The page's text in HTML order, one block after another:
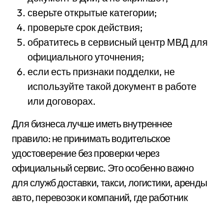
сверьте открытые категории;
проверьте срок действия;
обратитесь в сервисный центр МВД для
официального уточнения;
если есть признаки подделки, не
используйте такой документ в работе
или договорах.
Для бизнеса лучше иметь внутреннее
правило: не принимать водительское
удостоверение без проверки через
официальный сервис. Это особенно важно
для служб доставки, такси, логистики, аренды
авто, перевозок и компаний, где работник